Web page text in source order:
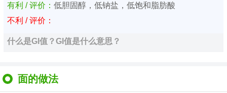
有利 / 评价： 低胆固醇，低钠盐，低饱和脂肪酸
不利 / 评价：
什么是GI值？GI值是什么意思？
面的做法